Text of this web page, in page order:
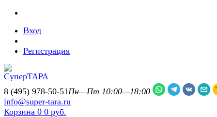
Вход
Регистрация
8 (495) 978-50-51Пн—Пт 10:00—18:00
info@super-tara.ru
Корзина 0 0 руб.